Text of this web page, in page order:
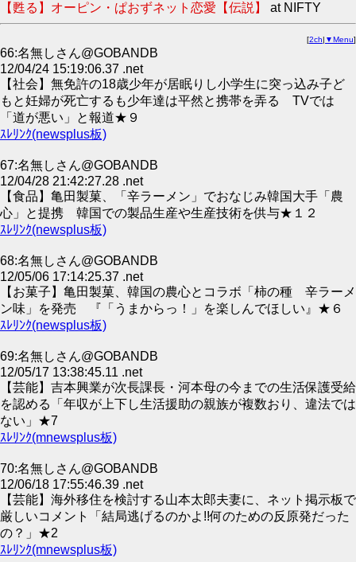
【甦る】オーピン・ぱおずネット恋愛【伝説】 at NIFTY
[2ch| ▼Menu]
66:名無しさん@GOBANDB
12/04/24 15:19:06.37 .net
【社会】無免許の18歳少年が居眠りし小学生に突っ込み子ど
もと妊婦が死亡するも少年達は平然と携帯を弄る TVでは
「道が悪い」と報道★９
ｽﾚﾘﾝｸ(newsplus板)
67:名無しさん@GOBANDB
12/04/28 21:42:27.28 .net
【食品】亀田製菓、「辛ラーメン」でおなじみ韓国大手「農
心」と提携 韓国での製品生産や生産技術を供与★１２
ｽﾚﾘﾝｸ(newsplus板)
68:名無しさん@GOBANDB
12/05/06 17:14:25.37 .net
【お菓子】亀田製菓、韓国の農心とコラボ「柿の種 辛ラーメ
ン味」を発売 『「うまからっ！」を楽しんでほしい』★６
ｽﾚﾘﾝｸ(newsplus板)
69:名無しさん@GOBANDB
12/05/17 13:38:45.11 .net
【芸能】吉本興業が次長課長・河本母の今までの生活保護受給
を認める「年収が上下し生活援助の親族が複数おり、違法では
ない」★7
ｽﾚﾘﾝｸ(mnewsplus板)
70:名無しさん@GOBANDB
12/06/18 17:55:46.39 .net
【芸能】海外移住を検討する山本太郎夫妻に、ネット掲示板で
厳しいコメント「結局逃げるのかよ!!何のための反原発だった
の？」★2
ｽﾚﾘﾝｸ(mnewsplus板)